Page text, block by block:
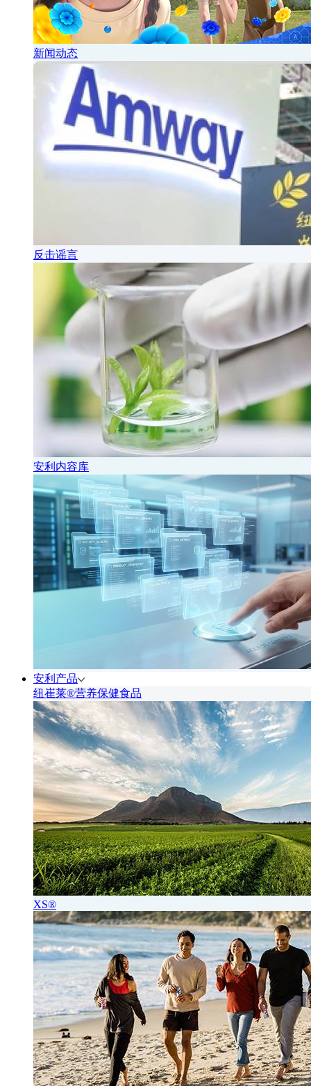
新闻动态
反击谣言
安利内容库
安利产品
纽崔莱®营养保健食品
XS®